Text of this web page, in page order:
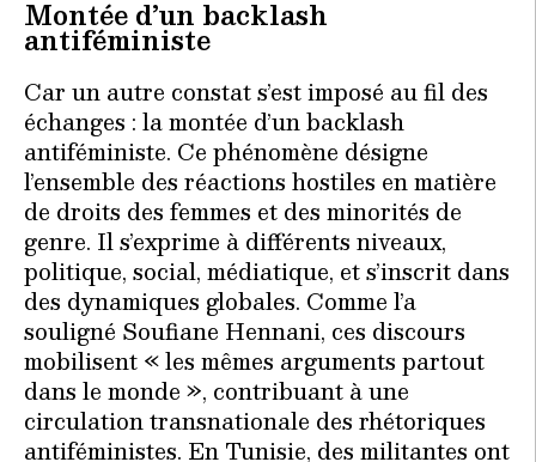
Montée d’un backlash
antiféministe
Car un autre constat s’est imposé au fil des
échanges : la montée d’un backlash
antiféministe. Ce phénomène désigne
l’ensemble des réactions hostiles en matière
de droits des femmes et des minorités de
genre. Il s’exprime à différents niveaux,
politique, social, médiatique, et s’inscrit dans
des dynamiques globales. Comme l’a
souligné Soufiane Hennani, ces discours
mobilisent « les mêmes arguments partout
dans le monde », contribuant à une
circulation transnationale des rhétoriques
antiféministes. En Tunisie, des militantes ont